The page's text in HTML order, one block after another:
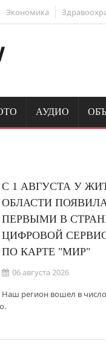
Экономика
АУДИО
С 1 АВГУСТА У
ОБЛАСТИ
ПЕРВЫМИ В
ЦИФРОВОЙ
ПО КАРТЕ "МИР"
06 августа 2026
Наш регион вошел в